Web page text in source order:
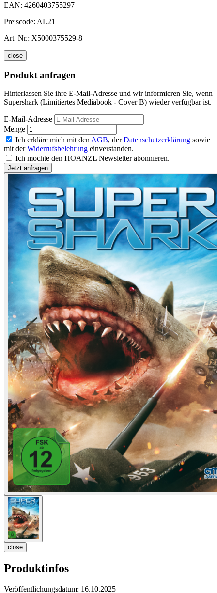
EAN: 4260403755297
Preiscode: AL21
Art. Nr.: X5000375529-8
close
Produkt anfragen
Hinterlassen Sie ihre E-Mail-Adresse und wir informieren Sie, wenn
Supershark (Limitiertes Mediabook - Cover B) wieder verfügbar ist.
E-Mail-Adresse
Menge
Ich erkläre mich mit den AGB, derDatenschutzerklärung sowie
mit derWiderrufsbelehrung einverstanden.
Ich möchte den HOANZL Newsletter abonnieren.
close
Produktinfos
Veröffentlichungsdatum: 16.10.2025